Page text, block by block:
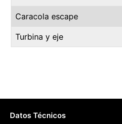
Caracola escape
Turbina y eje
Datos Técnicos